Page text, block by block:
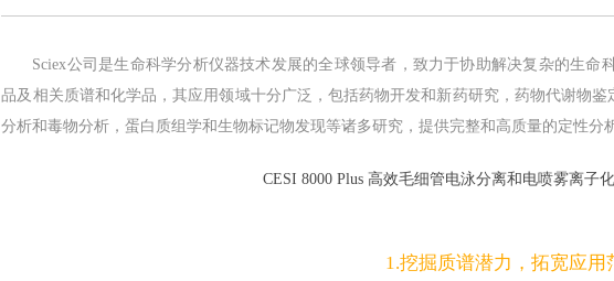
Sciex公司是生命科学分析仪器技术发展的全球领导者，致力于协助解决复杂的生命
品及相关质谱和化学品，其应用领域十分广泛，包括药物开发和新药研究，药物代谢物
分析和毒物分析，蛋白质组学和生物标记物发现等诸多研究，提供完整和高质量的定性分
CESI 8000 Plus 高效毛细管电泳分离和电喷雾离子
1.挖掘质谱潜力，拓宽应用